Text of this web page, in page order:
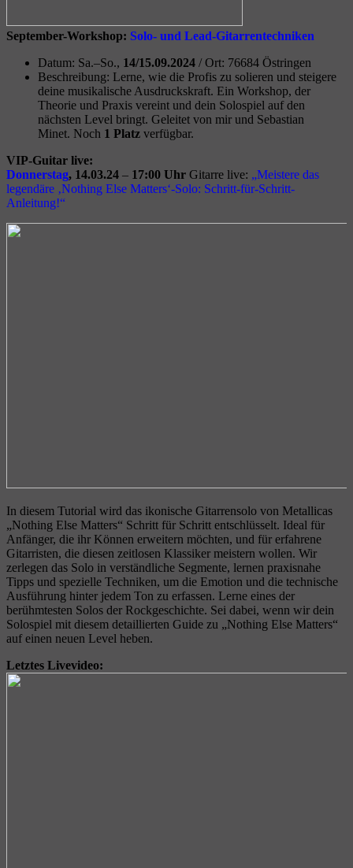
September-Workshop: Solo- und Lead-Gitarrentechniken
Datum: Sa.–So., 14/15.09.2024 / Ort: 76684 Östringen
Beschreibung: Lerne, wie die Profis zu solieren und steigere
deine musikalische Ausdruckskraft. Ein Workshop, der
Theorie und Praxis vereint und dein Solospiel auf den
nächsten Level bringt. Geleitet von mir und Sebastian
Minet. Noch 1 Platz verfügbar.
VIP-Guitar live:
Donnerstag, 14.03.24 – 17:00 Uhr Gitarre live: „Meistere das
legendäre ‚Nothing Else Matters‘-Solo: Schritt-für-Schritt-
Anleitung!“
In diesem Tutorial wird das ikonische Gitarrensolo von Metallicas
„Nothing Else Matters“ Schritt für Schritt entschlüsselt. Ideal für
Anfänger, die ihr Können erweitern möchten, und für erfahrene
Gitarristen, die diesen zeitlosen Klassiker meistern wollen. Wir
zerlegen das Solo in verständliche Segmente, lernen praxisnahe
Tipps und spezielle Techniken, um die Emotion und die technische
Ausführung hinter jedem Ton zu erfassen. Lerne eines der
berühmtesten Solos der Rockgeschichte. Sei dabei, wenn wir dein
Solospiel mit diesem detaillierten Guide zu „Nothing Else Matters“
auf einen neuen Level heben.
Letztes Livevideo: